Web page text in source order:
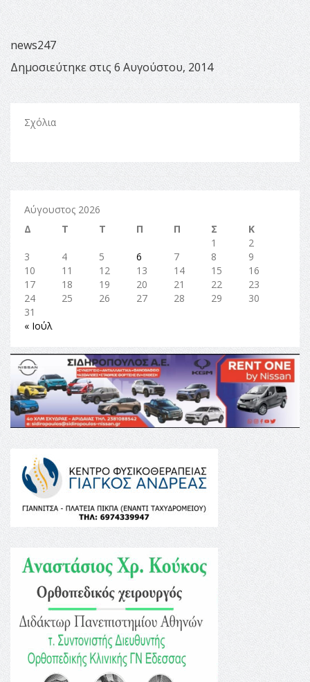
news247
Δημοσιεύτηκε στις 6 Αυγούστου, 2014
Σχόλια
Αύγουστος 2026
Δ
Τ Τ Π Π Σ
Κ
1
2
3
4 5 6 7 8
9
10
11 12 13 14 15
16
17
18 19 20 21 22
23
24
25 26 27 28 29
30
31
« Ιούλ